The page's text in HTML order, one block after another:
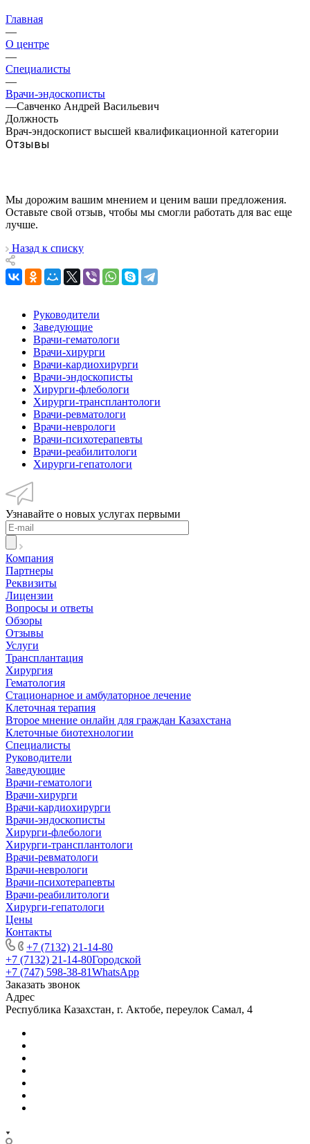
Главная
—
О центре
—
Специалисты
—
Врачи-эндоскописты
—Савченко Андрей Васильевич
Должность
Врач-эндоскопист высшей квалификационной категории
Отзывы
Мы дорожим вашим мнением и ценим ваши предложения.
Оставьте свой отзыв, чтобы мы смогли работать для вас еще
лучше.
Назад к списку
Руководители
Заведующие
Врачи-гематологи
Врачи-хирурги
Врачи-кардиохирурги
Врачи-эндоскописты
Хирурги-флебологи
Хирурги-трансплантологи
Врачи-ревматологи
Врачи-неврологи
Врачи-психотерапевты
Врачи-реабилитологи
Хирурги-гепатологи
Узнавайте о новых услугах первыми
Компания
Партнеры
Реквизиты
Лицензии
Вопросы и ответы
Обзоры
Отзывы
Услуги
Трансплантация
Хирургия
Гематология
Стационарное и амбулаторное лечение
Клеточная терапия
Второе мнение онлайн для граждан Казахстана
Клеточные биотехнологии
Специалисты
Руководители
Заведующие
Врачи-гематологи
Врачи-хирурги
Врачи-кардиохирурги
Врачи-эндоскописты
Хирурги-флебологи
Хирурги-трансплантологи
Врачи-ревматологи
Врачи-неврологи
Врачи-психотерапевты
Врачи-реабилитологи
Хирурги-гепатологи
Цены
Контакты
+7 (7132) 21-14-80
+7 (7132) 21-14-80Городской
+7 (747) 598-38-81WhatsApp
Заказать звонок
Адрес
Республика Казахстан, г. Актобе, переулок Самал, 4